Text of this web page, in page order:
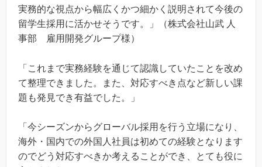
実務的な視点から幅広くかつ細かく説明されて今後の
留学生採用に活かせそうです。」（株式会社山武 人
事部 雇用開発グループ様）
「これまで実務経験を通じて認識していたことを改め
て整理できました。また、対応すべき点など新しい課
題も発見でき有益でした。」
「今シーズンからグローバル採用を行う立場になり、
海外・国内での外国人社員は初めての経験となります
のでどう対応すべきか考えることができ、とても役に